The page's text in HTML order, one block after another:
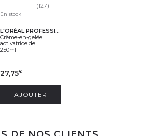
(127)
En stock
L'ORÉAL PROFESSIONNEL
Crème-en-gelée
activatrice de...
250ml
27,75€
AJOUTER